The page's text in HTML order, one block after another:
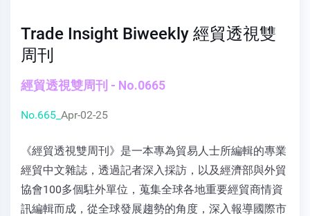
Trade Insight Biweekly 經貿透視雙
周刊
經貿透視雙周刊 - No.0665
No.665_ Apr-02-25
《經貿透視雙周刊》是一本專為貿易人士所編輯的專業
經貿中文雜誌，透過記者深入採訪，以及經濟部與外貿
協會100多個駐外單位，蒐集全球各地重要經貿商情資
訊編輯而成，從全球發展趨勢的角度，深入報導國際市